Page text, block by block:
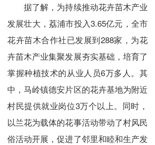
据了解，为持续推动花卉苗木产业
发展壮大，荔浦市投入3.65亿元，全市
花卉苗木合作社已发展到288家，为花
卉苗木产业集聚发展夯实基础，培育了
掌握种植技术的从业人员6万多人。其
中，马岭镇德安片区的花卉基地为附近
村民提供就业岗位3万个以上。同时，
以兰花为载体的花事活动带动了村风民
俗活动开展，促进了邻里和睦和生产发